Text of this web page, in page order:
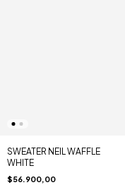
SWEATER NEIL WAFFLE
WHITE
$56.900,00